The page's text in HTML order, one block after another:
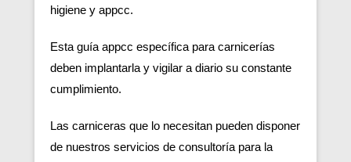
higiene y appcc.
Esta guía appcc específica para carnicerías
deben implantarla y vigilar a diario su constante
cumplimiento.
Las carniceras que lo necesitan pueden disponer
de nuestros servicios de consultoría para la